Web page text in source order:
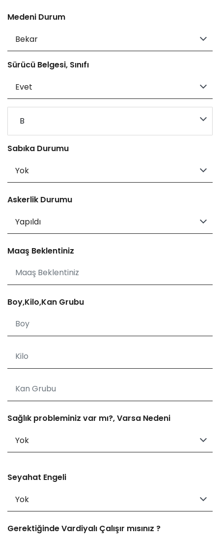
Medeni Durum
Sürücü Belgesi, Sınıfı
B
Sabıka Durumu
Askerlik Durumu
Maaş Beklentiniz
Boy,Kilo,Kan Grubu
Sağlık probleminiz var mı?, Varsa Nedeni
Seyahat Engeli
Gerektiğinde Vardiyalı Çalışır mısınız ?